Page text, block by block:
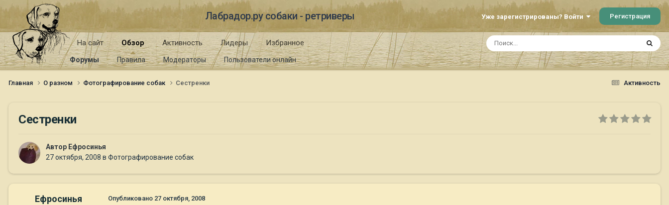
Лабрадор.ру собаки - ретриверы Уже зарегистрированы? Войти Регистрация
На сайт Обзор
Форумы Правила Модераторы Пользователи онлайн
Активность Лидеры Избранное
Активность
Главная О разном Фотографирование собак Сестренки
Сестренки
Автор Ефросинья
27 октября, 2008 в Фотографирование собак
Ефросинья Опубликовано 27 октября, 2008